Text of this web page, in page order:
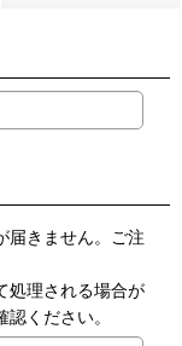
届きません。ご注
処理される場合が
ください。